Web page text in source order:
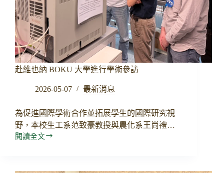
赴維也納 BOKU 大學進行學術參訪
2026-05-07 最新消息
為促進國際學術合作並拓展學生的國際研究視
野，本校生工系范致豪教授與農化系王尚禮…
閱讀全文
赴